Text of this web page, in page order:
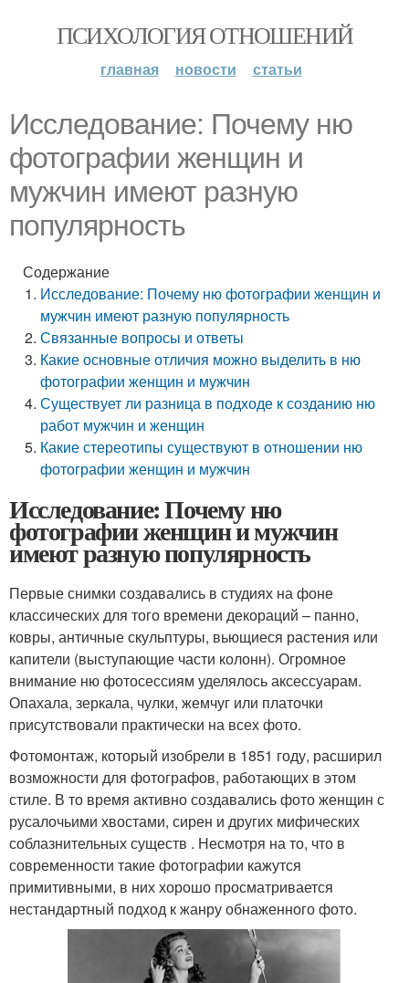
ПСИХОЛОГИЯ ОТНОШЕНИЙ
главная новости статьи
Исследование: Почему ню
фотографии женщин и
мужчин имеют разную
популярность
Содержание
Исследование: Почему ню фотографии женщин и
мужчин имеют разную популярность
Связанные вопросы и ответы
Какие основные отличия можно выделить в ню
фотографии женщин и мужчин
Существует ли разница в подходе к созданию ню
работ мужчин и женщин
Какие стереотипы существуют в отношении ню
фотографии женщин и мужчин
Исследование: Почему ню
фотографии женщин и мужчин
имеют разную популярность
Первые снимки создавались в студиях на фоне
классических для того времени декораций – панно,
ковры, античные скульптуры, вьющиеся растения или
капители (выступающие части колонн). Огромное
внимание ню фотосессиям уделялось аксессуарам.
Опахала, зеркала, чулки, жемчуг или платочки
присутствовали практически на всех фото.
Фотомонтаж, который изобрели в 1851 году, расширил
возможности для фотографов, работающих в этом
стиле. В то время активно создавались фото женщин с
русалочьими хвостами, сирен и других мифических
соблазнительных существ . Несмотря на то, что в
современности такие фотографии кажутся
примитивными, в них хорошо просматривается
нестандартный подход к жанру обнаженного фото.